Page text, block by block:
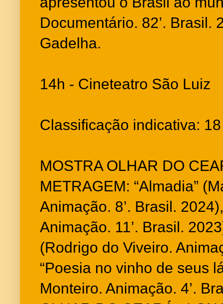
Documentário. 82’. Brasil.
Gadelha.
14h - Cineteatro São Luiz
Classificação indicativa:
MOSTRA OLHAR DO
METRAGEM: “Almadia”
Animação. 8’. Brasil.
Animação. 11’. Brasil.
(Rodrigo do Viveiro.
“Poesia no vinho de seus
Monteiro. Animação. 4’.